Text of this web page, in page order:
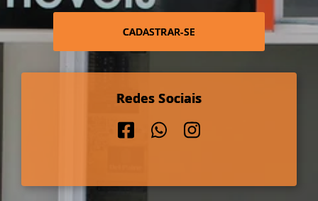
CADASTRAR-SE
Redes Sociais